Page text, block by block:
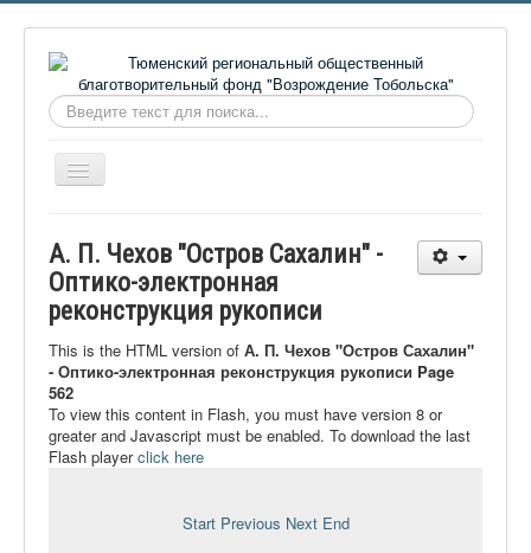
Искать...
Включить/
выключить
О фонде
Онлайн библиотека
Видеоматериалы
Контакты
Сайт проекта Достоевский
Ермаковополе.рф
А. П. Чехов "Остров Сахалин" -
Оптико-электронная
реконструкция рукописи
This is the HTML version of А. П. Чехов "Остров Сахалин"
- Оптико-электронная реконструкция рукописи Page
562
To view this content in Flash, you must have version 8 or
greater and Javascript must be enabled. To download the last
Flash playerclick here
Start Previous Next End